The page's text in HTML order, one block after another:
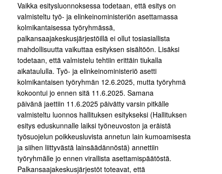
Vaikka esitysluonnoksessa todetaan, että esitys on
valmisteltu työ- ja elinkeinoministeriön asettamassa
kolmikantaisessa työryhmässä,
palkansaajakeskusjärjestöillä ei ollut tosiasiallista
mahdollisuutta vaikuttaa esityksen sisältöön. Lisäksi
todetaan, että valmistelu tehtiin erittäin tiukalla
aikataululla. Työ- ja elinkeinoministeriö asetti
kolmikantaisen työryhmän 12.6.2025, mutta työryhmä
kokoontui jo ennen sitä 11.6.2025. Samana
päivänä jaettiin 11.6.2025 päivätty varsin pitkälle
valmisteltu luonnos hallituksen esitykseksi (Hallituksen
esitys eduskunnalle laiksi työneuvoston ja eräistä
työsuojelun poikkeusluvista annetun lain kumoamisesta
ja siihen liittyvästä lainsäädännöstä) annettiin
työryhmälle jo ennen virallista asettamispäätöstä.
Palkansaajakeskusjärjestöt toteavat, että